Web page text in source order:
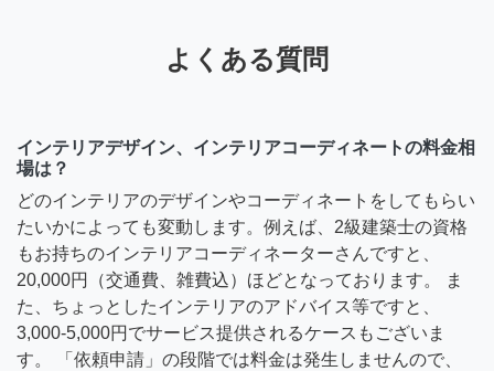
よくある質問
インテリアデザイン、インテリアコーディネートの料金相
場は？
どのインテリアのデザインやコーディネートをしてもらい
たいかによっても変動します。例えば、2級建築士の資格
もお持ちのインテリアコーディネーターさんですと、
20,000円（交通費、雑費込）ほどとなっております。 ま
た、ちょっとしたインテリアのアドバイス等ですと、
3,000-5,000円でサービス提供されるケースもございま
す。 「依頼申請」の段階では料金は発生しませんので、